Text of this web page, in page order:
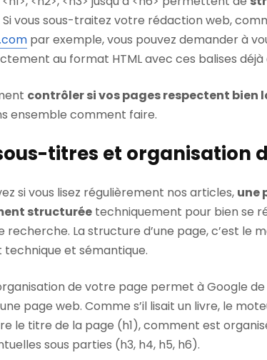
Si vous sous-traitez votre rédaction web,
par exemple, vous pouvez demander à
au format HTML avec ces balises déjà
contrôler si vos pages respectent bien
ensemble comment faire.
titres et organisation
si vous lisez régulièrement nos articles, une
structurée techniquement pour bien se
recherche. La structure d’une page, c’est le
et sémantique.
de votre page permet à Google
page web. Comme s’il lisait un livre, le
le titre de la page (h1), comment est
sous parties (h3, h4, h5, h6).